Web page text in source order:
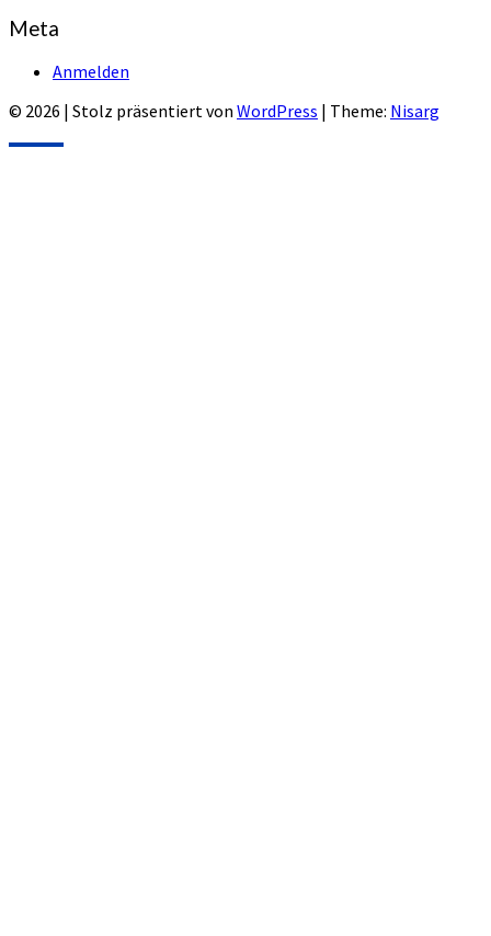
Meta
Anmelden
© 2026 | Stolz präsentiert von WordPress | Theme: Nisarg